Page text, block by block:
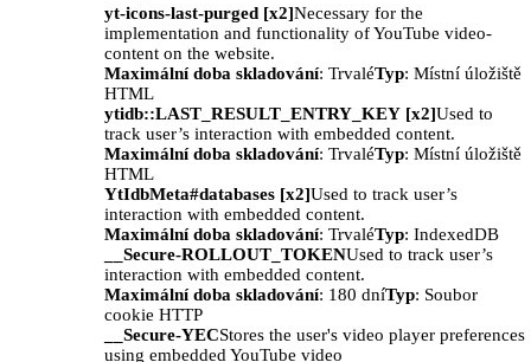
yt-icons-last-purged [x2]Necessary for the
implementation and functionality of YouTube video-
content on the website.
Maximální doba skladování: TrvaléTyp: Místní úložiště
HTML
ytidb::LAST_RESULT_ENTRY_KEY [x2]Used to
track user’s interaction with embedded content.
Maximální doba skladování: TrvaléTyp: Místní úložiště
HTML
YtIdbMeta#databases [x2]Used to track user’s
interaction with embedded content.
Maximální doba skladování: TrvaléTyp: IndexedDB
__Secure-ROLLOUT_TOKENUsed to track user’s
interaction with embedded content.
Maximální doba skladování: 180 dníTyp: Soubor
cookie HTTP
__Secure-YECStores the user's video player preferences
using embedded YouTube video